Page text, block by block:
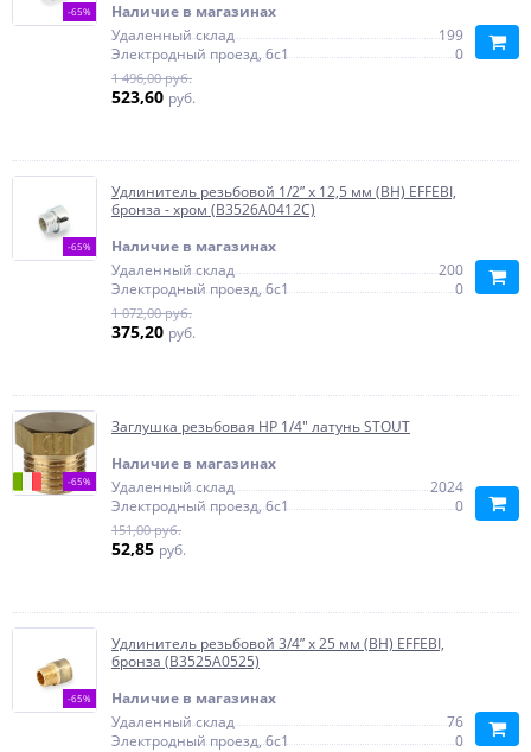
-65%
Наличие в магазинах
Удаленный склад
199
Электродный проезд, 6с1
0
1 496,00 руб.
523,60 руб.
-65%
Удлинитель резьбовой 1/2” х 12,5 мм (ВН) EFFEBI,
бронза - хром (B3526A0412C)
Наличие в магазинах
Удаленный склад
200
Электродный проезд, 6с1
0
1 072,00 руб.
375,20 руб.
-65%
Заглушка резьбовая НР 1/4" латунь STOUT
Наличие в магазинах
Удаленный склад
2024
Электродный проезд, 6с1
0
151,00 руб.
52,85 руб.
-65%
Удлинитель резьбовой 3/4” х 25 мм (ВН) EFFEBI,
бронза (B3525A0525)
Наличие в магазинах
Удаленный склад
76
Электродный проезд, 6с1
0